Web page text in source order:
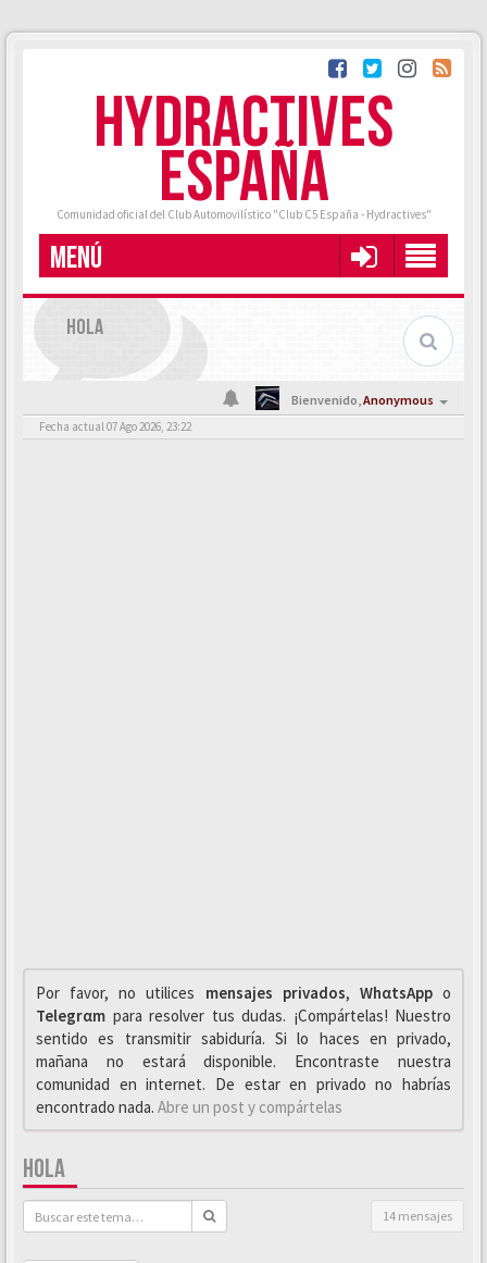
HYDRACTIVES
ESPAÑA
Comunidad oficial del Club Automovilístico "Club C5 España - Hydractives"
MENÚ
HOLA
Bienvenido,Anonymous
Fecha actual 07 Ago 2026, 23:22
Por favor, no utilices mensajes privados, WhαtsAppo
Telegrαm para resolver tus dudas. ¡Compártelas! Nuestro
sentido es transmitir sabiduría. Si lo haces en privado,
mañana no estará disponible. Encontraste nuestra
comunidad en internet. De estar en privado no habrías
encontrado nada. Abre un post y compártelas
HOLA
14 mensajes